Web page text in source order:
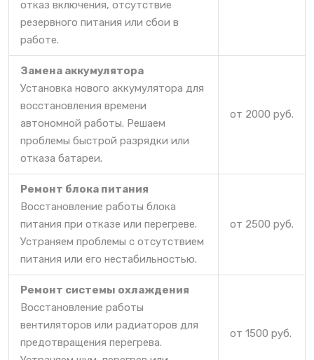
отказ включения, отсутствие
резервного питания или сбои в
работе.
Замена аккумулятора
Установка нового аккумулятора для
восстановления времени
автономной работы. Решаем
проблемы быстрой разрядки или
отказа батареи.
от 2000 руб.
Ремонт блока питания
Восстановление работы блока
питания при отказе или перегреве.
Устраняем проблемы с отсутствием
питания или его нестабильностью.
от 2500 руб.
Ремонт системы охлаждения
Восстановление работы
вентиляторов или радиаторов для
предотвращения перегрева.
от 1500 руб.